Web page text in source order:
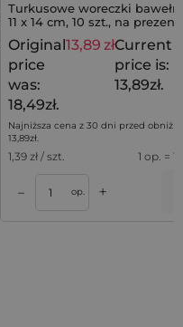
Turkusowe woreczki
11 x 14 cm, 10 szt., na
Original
price
was:
18,49zł.
13,89 złCurrent
price is:
13,89zł.
Najniższa cena z 30 dni przed
13,89zł.
1,39 zł / szt. 1 op. =
– op. +